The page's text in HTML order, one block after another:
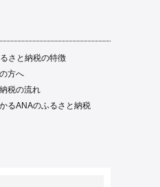
さと納税の特徴
方へ
税の流れ
るANAのふるさと納税